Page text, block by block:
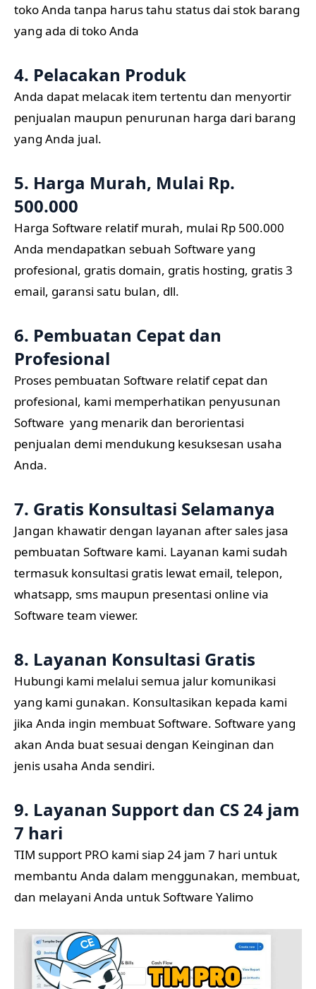
toko Anda tanpa harus tahu status dai stok barang
yang ada di toko Anda
4. Pelacakan Produk
Anda dapat melacak item tertentu dan menyortir
penjualan maupun penurunan harga dari barang
yang Anda jual.
5. Harga Murah, Mulai Rp.
500.000
Harga Software relatif murah, mulai Rp 500.000
Anda mendapatkan sebuah Software yang
profesional, gratis domain, gratis hosting, gratis 3
email, garansi satu bulan, dll.
6. Pembuatan Cepat dan
Profesional
Proses pembuatan Software relatif cepat dan
profesional, kami memperhatikan penyusunan
Software yang menarik dan berorientasi
penjualan demi mendukung kesuksesan usaha
Anda.
7. Gratis Konsultasi Selamanya
Jangan khawatir dengan layanan after sales jasa
pembuatan Software kami. Layanan kami sudah
termasuk konsultasi gratis lewat email, telepon,
whatsapp, sms maupun presentasi online via
Software team viewer.
8. Layanan Konsultasi Gratis
Hubungi kami melalui semua jalur komunikasi
yang kami gunakan. Konsultasikan kepada kami
jika Anda ingin membuat Software. Software yang
akan Anda buat sesuai dengan Keinginan dan
jenis usaha Anda sendiri.
9. Layanan Support dan CS 24 jam
7 hari
TIM support PRO kami siap 24 jam 7 hari untuk
membantu Anda dalam menggunakan, membuat,
dan melayani Anda untuk Software Yalimo